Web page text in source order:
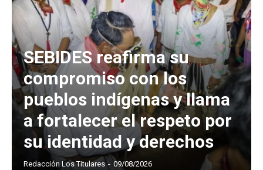
SEBIDES reafirma su
compromiso con los
pueblos indígenas y llama
a fortalecer el respeto por
su identidad y derechos
Redacción Los Titulares - 09/08/2026